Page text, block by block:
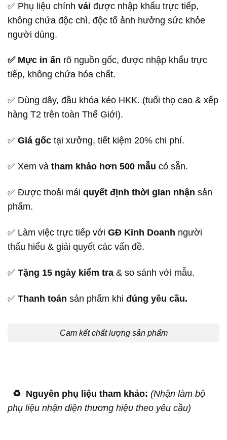
✅ Phụ liệu chính vải được nhập khẩu trực tiếp,
không chứa độc chì, độc tố ảnh hưởng sức khỏe
người dùng.
✅ Mực in ấn rõ nguồn gốc, được nhập khẩu trực
tiếp, không chứa hóa chất.
✅ Dùng dây, đầu khóa kéo HKK. (tuổi thọ cao & xếp
hàng T2 trên toàn Thế Giới).
✅ Giá gốc tại xưởng, tiết kiệm 20% chi phí.
✅ Xem và tham khảo hơn 500 mẫu có sẵn.
✅ Được thoải mái quyết định thời gian nhận sản
phẩm.
✅ Làm việc trực tiếp với GĐ Kinh Doanh người
thấu hiểu & giải quyết các vấn đề.
✅ Tặng 15 ngày kiểm tra & so sánh với mẫu.
✅ Thanh toán sản phẩm khi đúng yêu cầu.
Cam kết chất lượng sản phẩm
♻️ Nguyên phụ liệu tham khảo: (Nhận làm bộ
phụ liệu nhận diện thương hiệu theo yêu cầu)